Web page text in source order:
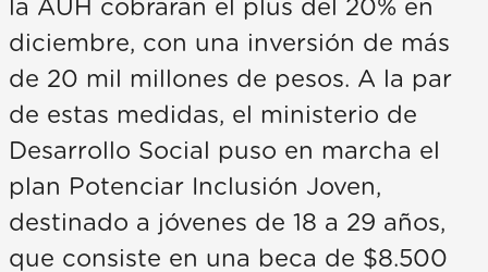
la AUH cobrarán el plus del 20% en
diciembre, con una inversión de más
de 20 mil millones de pesos. A la par
de estas medidas, el ministerio de
Desarrollo Social puso en marcha el
plan Potenciar Inclusión Joven,
destinado a jóvenes de 18 a 29 años,
que consiste en una beca de $8.500